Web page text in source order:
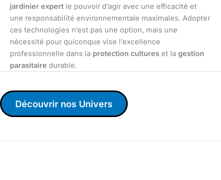
jardinier expert le pouvoir d’agir avec une efficacité et
une responsabilité environnementale maximales. Adopter
ces technologies n’est pas une option, mais une
nécessité pour quiconque vise l’excellence
professionnelle dans la protection cultures et la gestion
parasitaire durable.
Découvrir nos Univers